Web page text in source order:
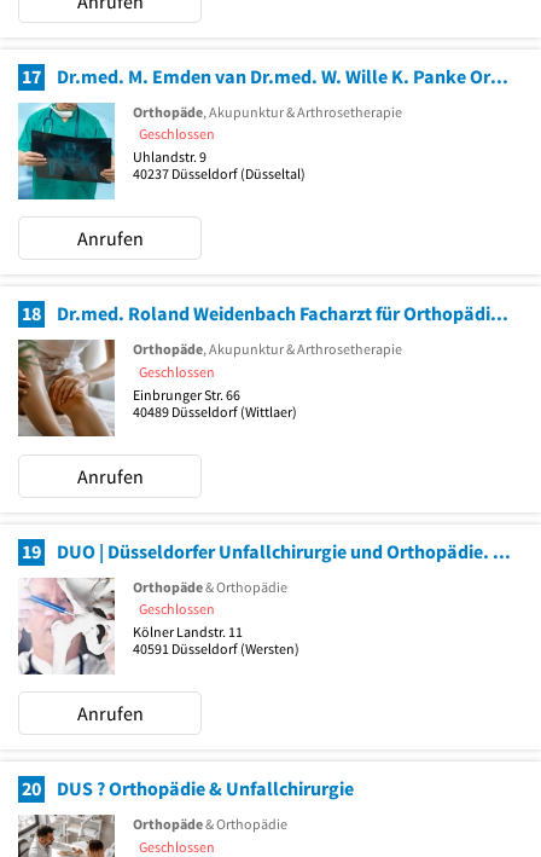
17 Dr.med. M. Emden van Dr.med. W. Wille K. Panke Orthopädische Facharztpraxis
Orthopäde, Akupunktur & Arthrosetherapie
Geschlossen
Uhlandstr. 9
40237 Düsseldorf (Düsseltal)
Anrufen
18 Dr.med. Roland Weidenbach Facharzt für Orthopädie und Unfallchirurgie
Orthopäde, Akupunktur & Arthrosetherapie
Geschlossen
Einbrunger Str. 66
40489 Düsseldorf (Wittlaer)
Anrufen
19 DUO | Düsseldorfer Unfallchirurgie und Orthopädie. Fachärzte T. Sakinc und M. Sondern.
Orthopäde& Orthopädie
Geschlossen
Kölner Landstr. 11
40591 Düsseldorf (Wersten)
Anrufen
20 DUS ? Orthopädie & Unfallchirurgie
Orthopäde& Orthopädie
Geschlossen